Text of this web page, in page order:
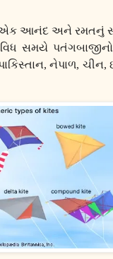
એક આનંદ અને રમતનું
સમયે
,નેપાળ, ચીન,